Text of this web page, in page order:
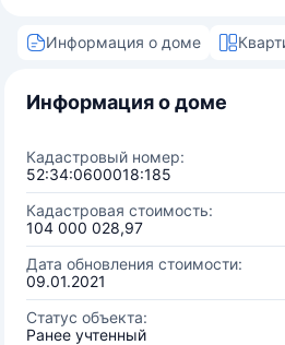
Информация о доме
Информация о доме
Кадастровый номер:
52:34:0600018:185
Кадастровая стоимость:
104 000 028,97
Дата обновления стоимости:
09.01.2021
Статус объекта:
Ранее учтенный